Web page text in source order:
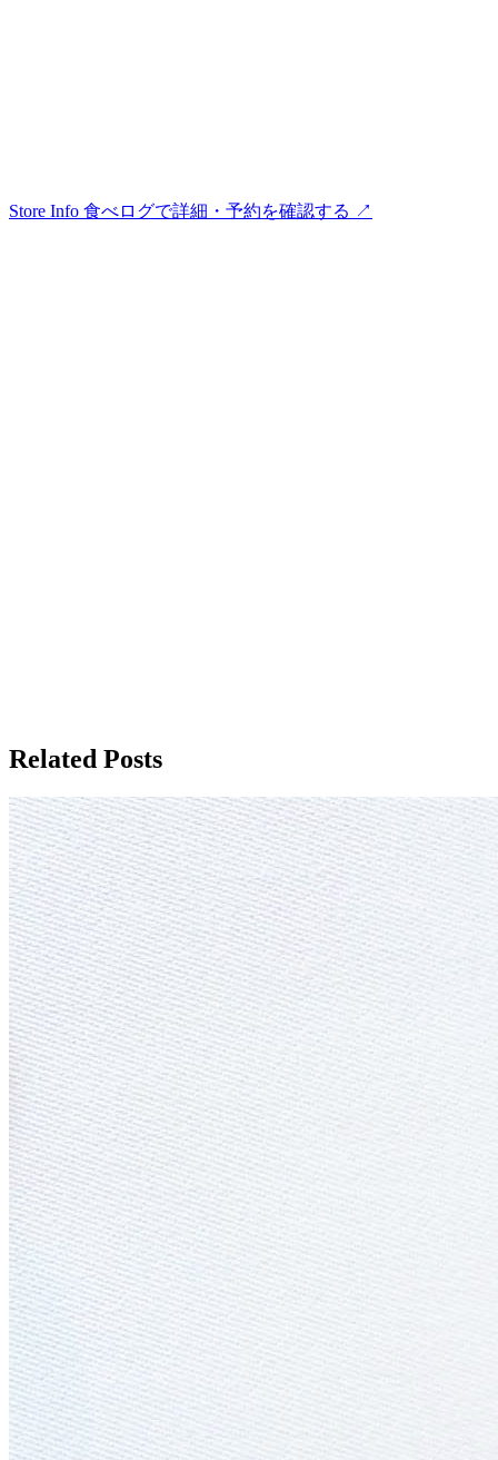
Store Info 食べログで詳細・予約を確認する ↗︎
Related Posts